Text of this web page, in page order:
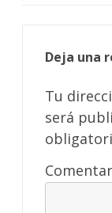
Deja una
Tu
será